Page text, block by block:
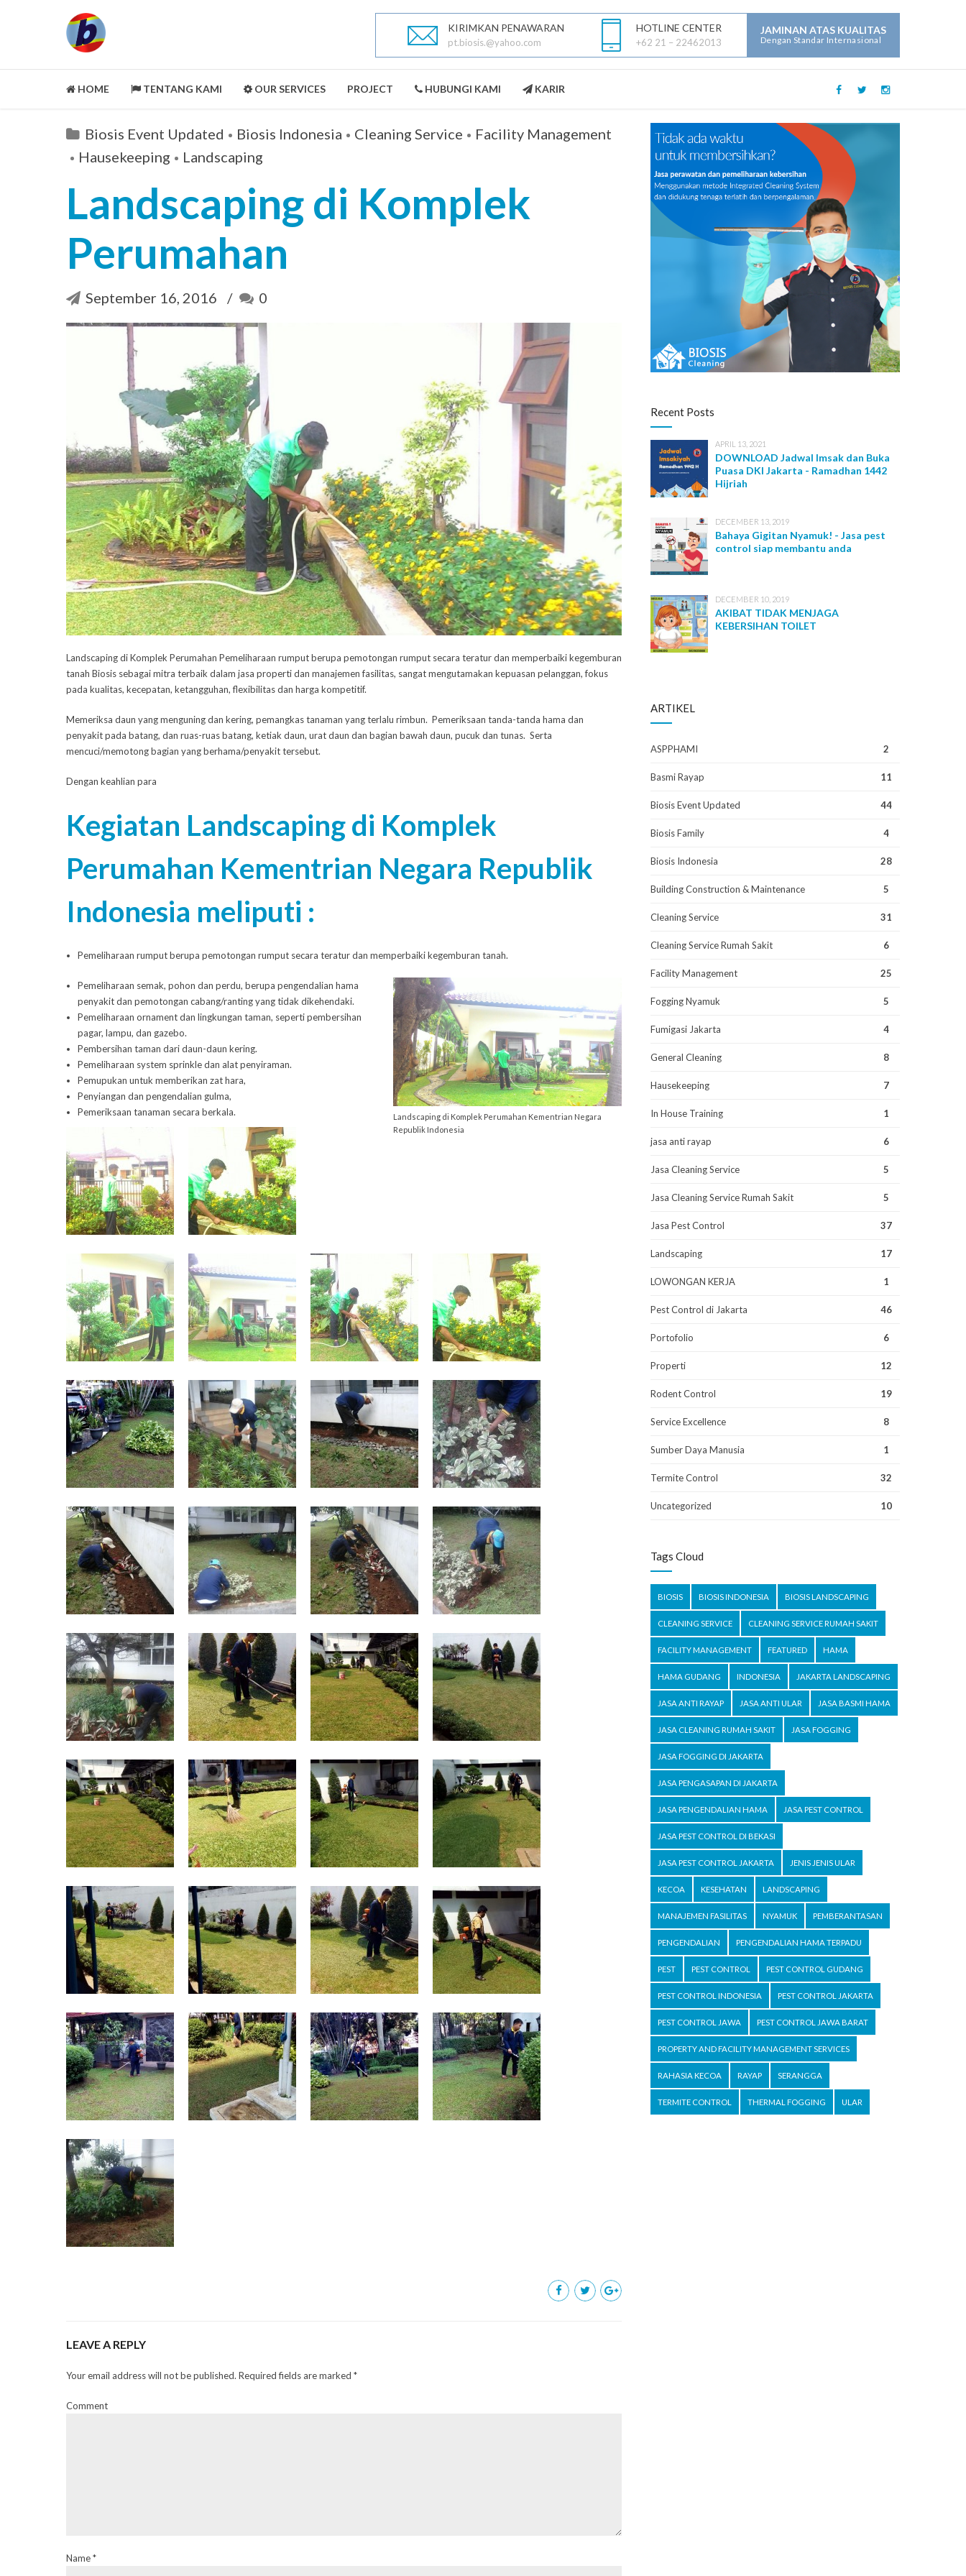
KIRIMKAN PENAWARAN
pt.biosis.@yahoo.com
HOTLINE CENTER
+62 21 – 22462013
JAMINAN ATAS KUALITAS
Dengan Standar Internasional
HOME TENTANG KAMI
LEGALITY ASPECT
OUR SERVICES
CLEANING SERVICE
SELENGKAPNYA
Mechanical Electrical Plumbing (
MEP )
Security
General Contractor
Building Construction
Maintenance
IT Solution
PROJECT HUBUNGI KAMI KARIR
Biosis Event Updated Biosis Indonesia Cleaning Service
Facility Management
Hausekeeping
Landscaping
Landscaping di Komplek
Perumahan
September 16, 2016 0
Landscaping di Komplek Perumahan Pemeliharaan rumput berupa pemotongan rumput secara teratur dan memperbaiki kegemburan
tanah Biosis sebagai mitra terbaik dalam jasa properti dan manajemen fasilitas, sangat mengutamakan kepuasan pelanggan, fokus
pada kualitas, kecepatan, ketangguhan, flexibilitas dan harga kompetitif.
Memeriksa daun yang menguning dan kering, pemangkas tanaman yang terlalu rimbun. Pemeriksaan tanda-tanda hama dan
penyakit pada batang, dan ruas-ruas batang, ketiak daun, urat daun dan bagian bawah daun, pucuk dan tunas. Serta
mencuci/memotong bagian yang berhama/penyakit tersebut.
Dengan keahlian para
Kegiatan Landscaping di Komplek
Perumahan Kementrian Negara Republik
Indonesia meliputi :
Pemeliharaan rumput berupa pemotongan rumput secara teratur dan memperbaiki kegemburan tanah.
Landscaping di Komplek Perumahan Kementrian Negara
Republik Indonesia
Pemeliharaan semak, pohon dan perdu, berupa pengendalian hama
penyakit dan pemotongan cabang/ranting yang tidak dikehendaki.
Pemeliharaan ornament dan lingkungan taman, seperti pembersihan
pagar, lampu, dan gazebo.
Pembersihan taman dari daun-daun kering.
Pemeliharaan system sprinkle dan alat penyiraman.
Pemupukan untuk memberikan zat hara,
Penyiangan dan pengendalian gulma,
Pemeriksaan tanaman secara berkala.
LEAVE A REPLY
Your email address will not be published. Required fields are marked *
Comment
Name *
Recent Posts
APRIL 13, 2021
DOWNLOAD Jadwal Imsak dan Buka
Puasa DKI Jakarta - Ramadhan 1442
Hijriah
DECEMBER 13, 2019
Bahaya Gigitan Nyamuk! - Jasa pest
control siap membantu anda
DECEMBER 10, 2019
AKIBAT TIDAK MENJAGA
KEBERSIHAN TOILET
ARTIKEL
ASPPHAMI 2
Basmi Rayap 11
Biosis Event Updated 44
Biosis Family 4
Biosis Indonesia 28
Building Construction & Maintenance 5
Cleaning Service 31
Cleaning Service Rumah Sakit 6
Facility Management 25
Fogging Nyamuk 5
Fumigasi Jakarta 4
General Cleaning 8
Hausekeeping 7
In House Training 1
jasa anti rayap 6
Jasa Cleaning Service 5
Jasa Cleaning Service Rumah Sakit 5
Jasa Pest Control 37
Landscaping 17
LOWONGAN KERJA 1
Pest Control di Jakarta 46
Portofolio 6
Properti 12
Rodent Control 19
Service Excellence 8
Sumber Daya Manusia 1
Termite Control 32
Uncategorized 10
Tags Cloud
BIOSIS BIOSIS INDONESIA BIOSIS LANDSCAPING
CLEANING SERVICE CLEANING SERVICE RUMAH SAKIT
FACILITY MANAGEMENT FEATURED HAMA
HAMA GUDANG INDONESIA JAKARTA LANDSCAPING
JASA ANTI RAYAP JASA ANTI ULAR JASA BASMI HAMA
JASA CLEANING RUMAH SAKIT JASA FOGGING
JASA FOGGING DI JAKARTA
JASA PENGASAPAN DI JAKARTA
JASA PENGENDALIAN HAMA JASA PEST CONTROL
JASA PEST CONTROL DI BEKASI
JASA PEST CONTROL JAKARTA JENIS JENIS ULAR
KECOA KESEHATAN LANDSCAPING
MANAJEMEN FASILITAS NYAMUK PEMBERANTASAN
PENGENDALIAN PENGENDALIAN HAMA TERPADU
PEST PEST CONTROL PEST CONTROL GUDANG
PEST CONTROL INDONESIA PEST CONTROL JAKARTA
PEST CONTROL JAWA PEST CONTROL JAWA BARAT
PROPERTY AND FACILITY MANAGEMENT SERVICES
RAHASIA KECOA RAYAP SERANGGA
TERMITE CONTROL THERMAL FOGGING ULAR